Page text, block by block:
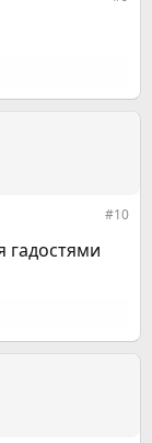
#10
гадостями